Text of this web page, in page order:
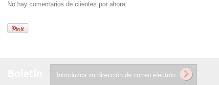
No hay comentarios de clientes por ahora.